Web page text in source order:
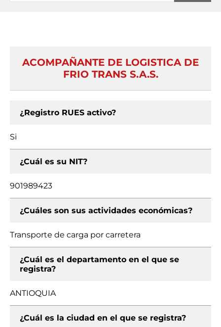
ACOMPAÑANTE DE LOGISTICA DE
FRIO TRANS S.A.S.
¿Registro RUES activo?
Si
¿Cuál es su NIT?
901989423
¿Cuáles son sus actividades económicas?
Transporte de carga por carretera
¿Cuál es el departamento en el que se
registra?
ANTIOQUIA
¿Cuál es la ciudad en el que se registra?